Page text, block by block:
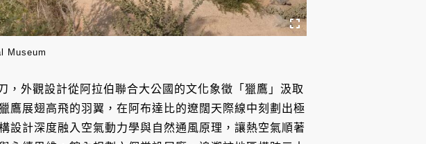
Museum
，外觀設計從阿拉伯聯合大公國的文化象徵「獵鷹」汲取
鷹展翅高飛的羽翼，在阿布達比的遼闊天際線中刻劃出極
設計深度融入空氣動力學與自然通風原理，讓熱空氣順著